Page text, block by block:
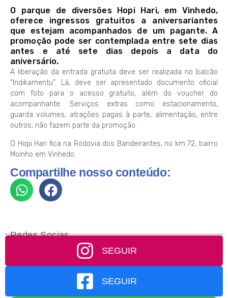
O parque de diversões Hopi Hari, em Vinhedo,
oferece ingressos gratuitos a aniversariantes
que estejam acompanhados de um pagante. A
promoção pode ser contemplada entre sete dias
antes e até sete dias depois a data do
aniversário.
A liberação da entrada gratuita deve ser realizada no balcão
“Indikamentu”. Lá, deve ser apresentado documento oficial
com foto para o acesso gratuito, além do voucher do
acompanhante. Serviços extras como estacionamento,
guarda volumes, atrações pagas à parte, alimentação, entre
outros, não fazem parte da promoção.
O Hopi Hari fica na Rodovia dos Bandeirantes, no km 72, bairro
Moinho em Vinhedo.
Compartilhe nosso conteúdo:
Redes Socias
SEGUIR
SEGUIR